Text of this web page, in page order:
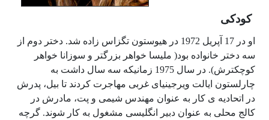
کودکی
او در 17 آپریل 1972 در هیوستون تگزاس زاده شد. دختر دوم از
سه دختر خانواده بود( ملیسا خواهر بزرگتر و سوزانا خواهر
کوچکترش). در سال 1975 زمانیکه سه سال داشت به
چارلستون ایالت ویرجینیای غربی مهاجرت کردند تا بیل، پدرش
در اتحادیه ی کار به عنوان مهندس شیمی و پت، مادرش در
کالج محلی به عنوان دبیر انگلیسی مشغول به کار شوند. گرچه